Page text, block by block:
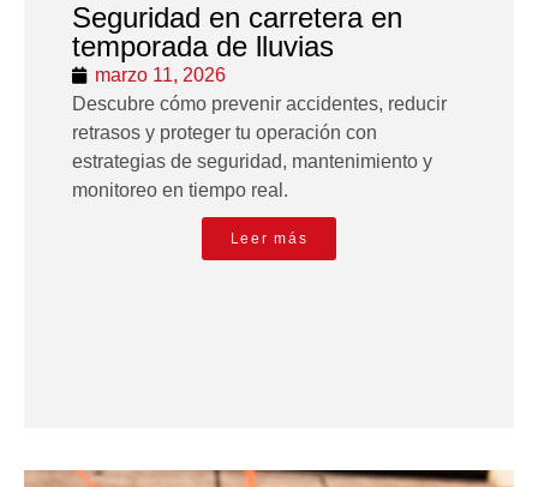
Seguridad en carretera en
temporada de lluvias
marzo 11, 2026
Descubre cómo prevenir accidentes, reducir
retrasos y proteger tu operación con
estrategias de seguridad, mantenimiento y
monitoreo en tiempo real.
Leer más